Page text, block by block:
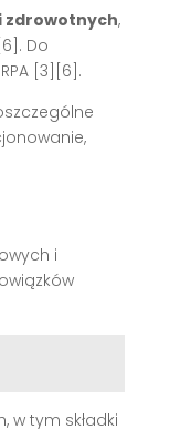
zdrowotnych,
. Do
[3][6] .
i
w tym składki